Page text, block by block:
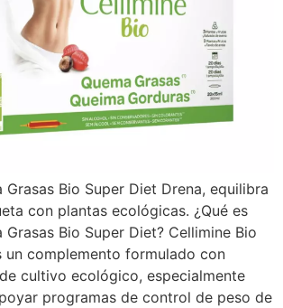
Grasas Bio Super Diet Drena, equilibra
con plantas ecológicas. ¿Qué es
Grasas Bio Super Diet? Cellimine Bio
un complemento formulado con
cultivo ecológico, especialmente
programas de control de peso de